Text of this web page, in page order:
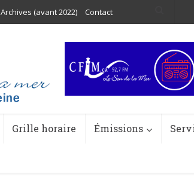
Archives (avant 2022) Contact
Grille horaire Émissions